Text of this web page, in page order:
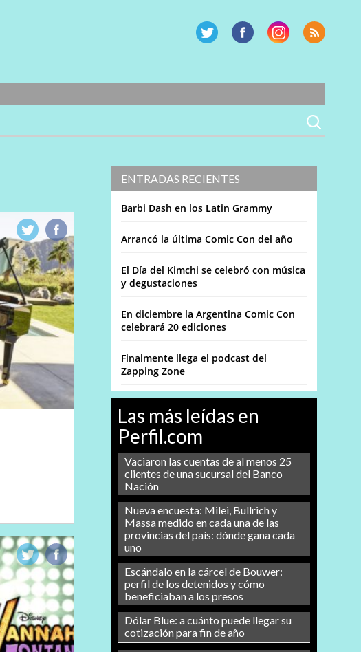
ENTRADAS RECIENTES
Barbi Dash en los Latin Grammy
Arrancó la última Comic Con del año
El Día del Kimchi se celebró con música
y degustaciones
En diciembre la Argentina Comic Con
celebrará 20 ediciones
Finalmente llega el podcast del
Zapping Zone
Las más leídas en
Perfil.com
Vaciaron las cuentas de al menos 25
clientes de una sucursal del Banco
Nación
Nueva encuesta: Milei, Bullrich y
Massa medido en cada una de las
provincias del país: dónde gana cada
uno
Escándalo en la cárcel de Bouwer:
perfil de los detenidos y cómo
beneficiaban a los presos
Dólar Blue: a cuánto puede llegar su
cotización para fin de año